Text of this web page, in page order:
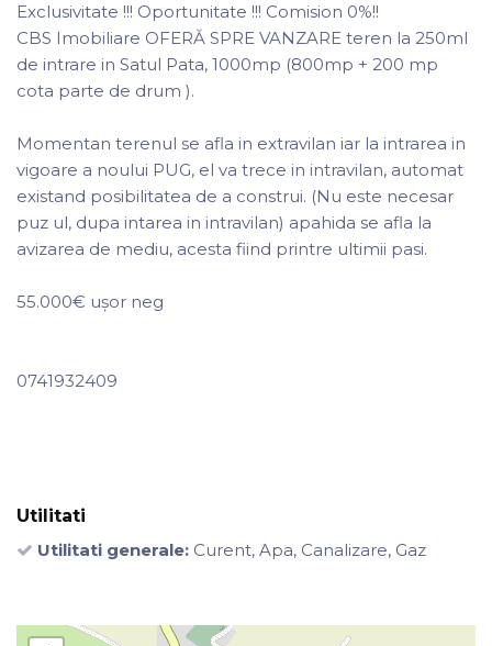
Exclusivitate !!! Oportunitate !!! Comision 0%!!
CBS Imobiliare OFERĂ SPRE VANZARE teren la 250ml
de intrare in Satul Pata, 1000mp (800mp + 200 mp
cota parte de drum ).
Momentan terenul se afla in extravilan iar la intrarea in
vigoare a noului PUG, el va trece in intravilan, automat
existand posibilitatea de a construi. (Nu este necesar
puz ul, dupa intarea in intravilan) apahida se afla la
avizarea de mediu, acesta fiind printre ultimii pasi.
55.000€ ușor neg
0741932409
Utilitati
Utilitati generale: Curent, Apa, Canalizare, Gaz